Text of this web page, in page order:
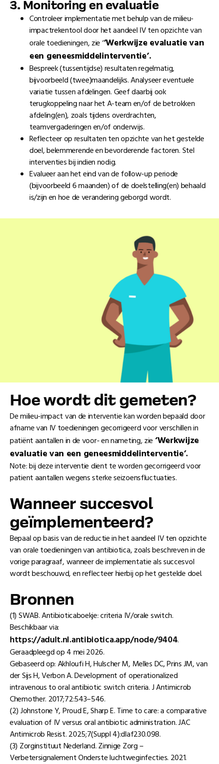
3. Monitoring en evaluatie
Controleer implementatie met behulp van de milieu-
impactrekentool door het aandeel IV ten opzichte van
orale toedieningen, zie ‘‘Werkwijze evaluatie van
een geneesmiddelinterventie’.
Bespreek (tussentijdse) resultaten regelmatig,
bijvoorbeeld (twee)maandelijks. Analyseer eventuele
variatie tussen afdelingen. Geef daarbij ook
terugkoppeling naar het A-team en/of de betrokken
afdeling(en), zoals tijdens overdrachten,
teamvergaderingen en/of onderwijs.
Reflecteer op resultaten ten opzichte van het gestelde
doel, belemmerende en bevorderende factoren. Stel
interventies bij indien nodig.
Evalueer aan het eind van de follow-up periode
(bijvoorbeeld 6 maanden) of de doelstelling(en) behaald
is/zijn en hoe de verandering geborgd wordt.
Hoe wordt dit gemeten?
De milieu-impact van de interventie kan worden bepaald door
afname van IV toedieningen gecorrigeerd voor verschillen in
patiënt aantallen in de voor- en nameting, zie‘Werkwijze
evaluatie van een geneesmiddelinterventie’.
Note: bij deze interventie dient te worden gecorrigeerd voor
patient aantallen wegens sterke seizoensfluctuaties.
Wanneer succesvol
geïmplementeerd?
Bepaal op basis van de reductie in het aandeel IV ten opzichte
van orale toedieningen van antibiotica, zoals beschreven in de
vorige paragraaf, wanneer de implementatie als succesvol
wordt beschouwd, en reflecteer hierbij op het gestelde doel.
Bronnen
(1) SWAB. Antibioticaboekje: criteria IV/orale switch.
Beschikbaar via:
https://adult.nl.antibiotica.app/node/9404.
Geraadpleegd op 4 mei 2026.
Gebaseerd op: Akhloufi H, Hulscher M, Melles DC, Prins JM, van
der Sijs H, Verbon A. Development of operationalized
intravenous to oral antibiotic switch criteria. J Antimicrob
Chemother. 2017;72:543–546.
(2) Johnstone Y, Proud E, Sharp E. Time to care: a comparative
evaluation of IV versus oral antibiotic administration. JAC
Antimicrob Resist. 2025;7(Suppl 4):dlaf230.098.
(3) Zorginstituut Nederland. Zinnige Zorg –
Verbetersignalement Onderste luchtweginfecties. 2021.